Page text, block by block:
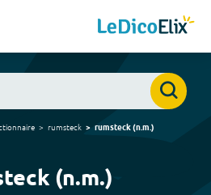
rumsteck rumsteck(n.m.)
(n.m.)